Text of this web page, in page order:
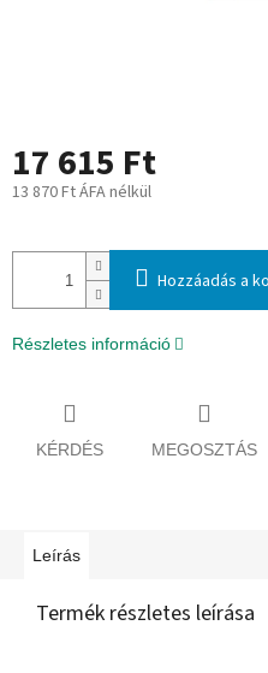
17 615 Ft
13 870 Ft ÁFA nélkül
Hozzáadás a
Részletes információ
KÉRDÉS MEGOSZTÁS
Leírás
Termék részletes leírása